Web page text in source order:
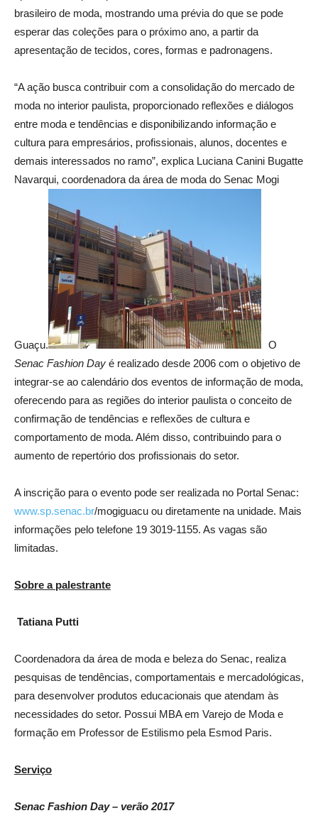
brasileiro de moda, mostrando uma prévia do que se pode
esperar das coleções para o próximo ano, a partir da
apresentação de tecidos, cores, formas e padronagens.
“A ação busca contribuir com a consolidação do mercado de
moda no interior paulista, proporcionado reflexões e diálogos
entre moda e tendências e disponibilizando informação e
cultura para empresários, profissionais, alunos, docentes e
demais interessados no ramo”, explica Luciana Canini Bugatte
Navarqui, coordenadora da área de moda do Senac Mogi
Guaçu.
O
Senac Fashion Day é realizado desde 2006 com o objetivo de
integrar-se ao calendário dos eventos de informação de moda,
oferecendo para as regiões do interior paulista o conceito de
confirmação de tendências e reflexões de cultura e
comportamento de moda. Além disso, contribuindo para o
aumento de repertório dos profissionais do setor.
A inscrição para o evento pode ser realizada no Portal Senac:
www.sp.senac.br/mogiguacu ou diretamente na unidade. Mais
informações pelo telefone 19 3019-1155. As vagas são
limitadas.
Sobre a palestrante
Tatiana Putti
Coordenadora da área de moda e beleza do Senac, realiza
pesquisas de tendências, comportamentais e mercadológicas,
para desenvolver produtos educacionais que atendam às
necessidades do setor. Possui MBA em Varejo de Moda e
formação em Professor de Estilismo pela Esmod Paris.
Serviço
Senac Fashion Day – verão 2017